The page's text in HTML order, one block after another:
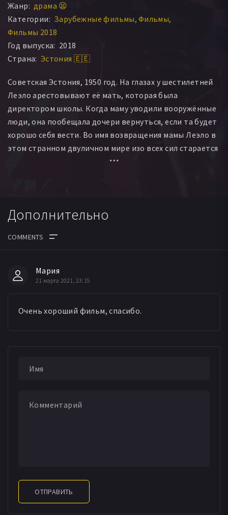
Индрек Таалмаа
Жанр: драма 😫
Категории: Зарубежные фильмы Фильмы
Фильмы 2018
Год выпуска: 2018
Страна: Эстония 🇪🇪
Советская Эстония, 1950 год. На глазах у шестилетней
Леэло арестовывают её мать, которая была
директором школы. Когда маму уводили вооружённые
люди, она пообещала дочери вернуться, если та будет
хорошо себя вести. Во имя возвращения мамы Леэло в
этом странном двуличном мире изо всех сил старается
быть хорошей, но постоянно попадает в различные
Дополнительно
Мария
21 марта 2021, 23:15
Очень хороший фильм, спасибо.
ОТПРАВИТЬ